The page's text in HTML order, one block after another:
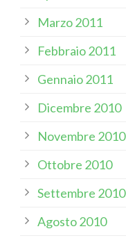
Marzo 2011
Febbraio 2011
Gennaio 2011
Dicembre 2010
Novembre 2010
Ottobre 2010
Settembre 2010
Agosto 2010